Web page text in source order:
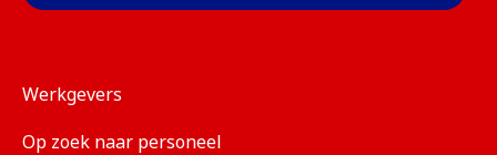
Werkgevers
Op zoek naar personeel